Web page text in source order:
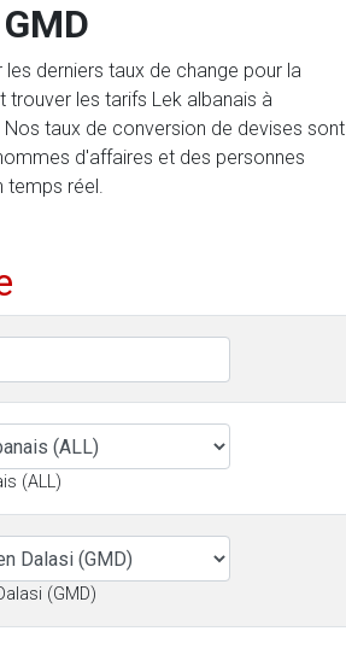
derniers taux de change pour la
trouver les tarifs Lek albanais à
taux de conversion de devises sont
d'affaires et des personnes
temps réel.
(ALL)
(GMD)